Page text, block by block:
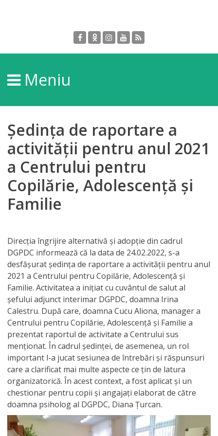
DGPDC
Informații
despre
DGPDC
Subdiviziuni/Servicii
Structura
Strategia
audienței
Managementul
instituției
Planuri
de
activitate
Parteneriate
Proiecte
Rapoarte
Meniu
Ședința de raportare a
activității pentru anul 2021
a Centrului pentru
Copilărie, Adolescență și
Familie
Direcția îngrijire alternativă și adopție din cadrul
DGPDC informează că la data de 24.02.2022, s-a
desfășurat ședința de raportare a activității pentru anul
2021 a Centrului pentru Copilărie, Adolescență și
Familie. Activitatea a inițiat cu cuvântul de salut al
șefului adjunct interimar DGPDC, doamna Irina
Calestru. După care, doamna Cucu Aliona, manager a
Centrului pentru Copilărie, Adolescență și Familie a
prezentat raportul de activitate a Centrului sus
menționat. În cadrul ședinței, de asemenea, un rol
important l-a jucat sesiunea de întrebări și răspunsuri
care a clarificat mai multe aspecte ce țin de latura
organizatorică. În acest context, a fost aplicat și un
chestionar pentru copii și angajați elaborat de către
doamna psiholog al DGPDC, Diana Țurcan.